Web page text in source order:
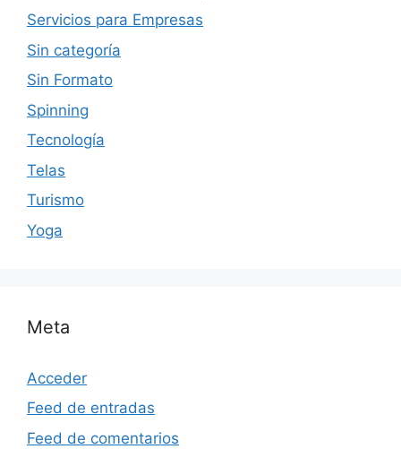
Servicios para Empresas
Sin categoría
Sin Formato
Spinning
Tecnología
Telas
Turismo
Yoga
Meta
Acceder
Feed de entradas
Feed de comentarios